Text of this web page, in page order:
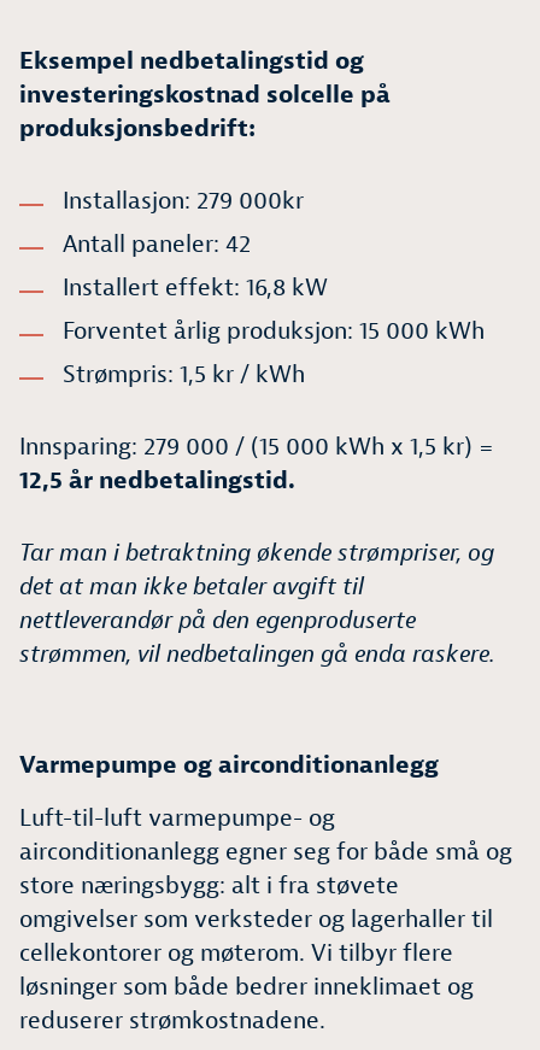
Eksempel nedbetalingstid og
investeringskostnad solcelle på
produksjonsbedrift:
Installasjon: 279 000kr
Antall paneler: 42
Installert effekt: 16,8 kW
Forventet årlig produksjon: 15 000 kWh
Strømpris: 1,5 kr / kWh
Innsparing: 279 000 / (15 000 kWh x 1,5 kr) =
12,5 år nedbetalingstid.
Tar man i betraktning økende strømpriser, og
det at man ikke betaler avgift til
nettleverandør på den egenproduserte
strømmen, vil nedbetalingen gå enda raskere.
Varmepumpe og airconditionanlegg
Luft-til-luft varmepumpe- og
airconditionanlegg egner seg for både små og
store næringsbygg: alt i fra støvete
omgivelser som verksteder og lagerhaller til
cellekontorer og møterom. Vi tilbyr flere
løsninger som både bedrer inneklimaet og
reduserer strømkostnadene.